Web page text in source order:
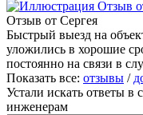
Отзыв от Сергея
Быстрый выезд на
уложились в хорошие
постоянно на связи в
Показать все: отзывы /
Устали искать ответы в
инженерам